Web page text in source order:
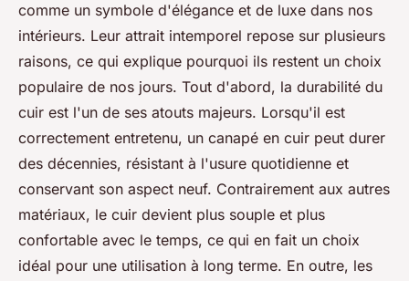
comme un symbole d'élégance et de luxe dans nos
intérieurs. Leur attrait intemporel repose sur plusieurs
raisons, ce qui explique pourquoi ils restent un choix
populaire de nos jours. Tout d'abord, la durabilité du
cuir est l'un de ses atouts majeurs. Lorsqu'il est
correctement entretenu, un canapé en cuir peut durer
des décennies, résistant à l'usure quotidienne et
conservant son aspect neuf. Contrairement aux autres
matériaux, le cuir devient plus souple et plus
confortable avec le temps, ce qui en fait un choix
idéal pour une utilisation à long terme. En outre, les